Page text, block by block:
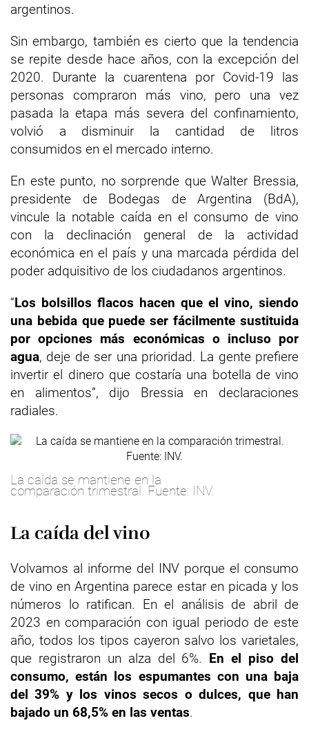
argentinos.
Sin embargo, también es cierto que la tendencia
se repite desde hace años, con la excepción del
2020. Durante la cuarentena por Covid-19 las
personas compraron más vino, pero una vez
pasada la etapa más severa del confinamiento,
volvió a disminuir la cantidad de litros
consumidos en el mercado interno.
En este punto, no sorprende que Walter Bressia,
presidente de Bodegas de Argentina (BdA),
vincule la notable caída en el consumo de vino
con la declinación general de la actividad
económica en el país y una marcada pérdida del
poder adquisitivo de los ciudadanos argentinos.
“Los bolsillos flacos hacen que el vino, siendo
una bebida que puede ser fácilmente sustituida
por opciones más económicas o incluso por
agua, deje de ser una prioridad. La gente prefiere
invertir el dinero que costaría una botella de vino
en alimentos”, dijo Bressia en declaraciones
radiales.
La caída se mantiene en la
comparación trimestral. Fuente: INV.
La caída del vino
Volvamos al informe del INV porque el consumo
de vino en Argentina parece estar en picada y los
números lo ratifican. En el análisis de abril de
2023 en comparación con igual periodo de este
año, todos los tipos cayeron salvo los varietales,
que registraron un alza del 6%. En el piso del
consumo, están los espumantes con una baja
del 39% y los vinos secos o dulces, que han
bajado un 68,5% en las ventas.